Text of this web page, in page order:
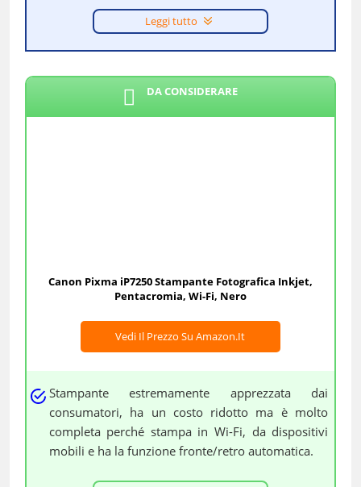
Leggi tutto
DA CONSIDERARE
Canon Pixma iP7250 Stampante Fotografica Inkjet,
Pentacromia, Wi-Fi, Nero
Vedi Il Prezzo Su Amazon.it
Stampante estremamente apprezzata dai
consumatori, ha un costo ridotto ma è molto
completa perché stampa in Wi-Fi, da dispositivi
mobili e ha la funzione fronte/retro automatica.